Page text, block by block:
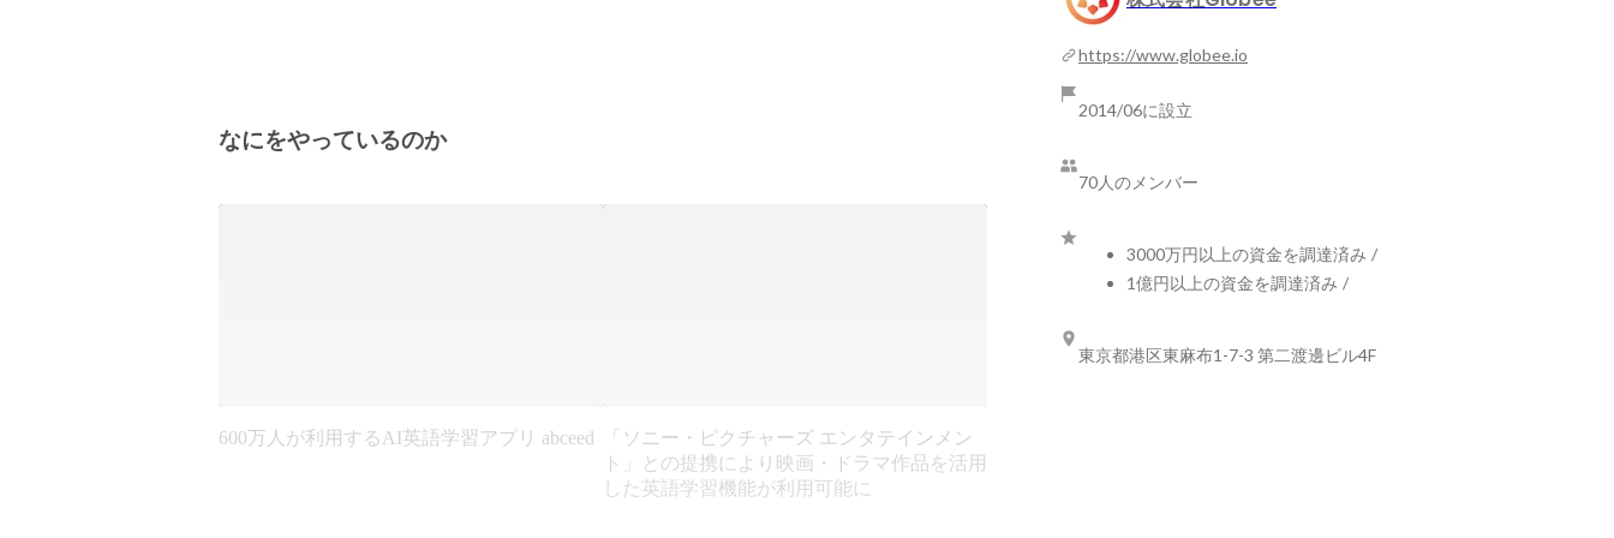
なにをやっているのか
600万人が利用するAI英語学習アプリ abceed
「ソニー・ピクチャーズ エンタテインメン
ト」との提携により映画・ドラマ作品を活用
した英語学習機能が利用可能に
https://www.globee.io
2014/06に設立
70人のメンバー
3000万円以上の資金を調達済み /
1億円以上の資金を調達済み /
東京都港区東麻布1-7-3 第二渡邊ビル4F